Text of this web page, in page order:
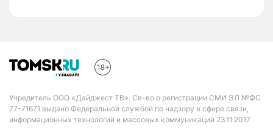
Учредитель ООО «Дайджест ТВ». Св-во о регистрации СМИ ЭЛ №ФС
77-71671 выдано Федеральной службой по надзору в сфере связи,
информационных технологий и массовых коммуникаций 23.11.2017